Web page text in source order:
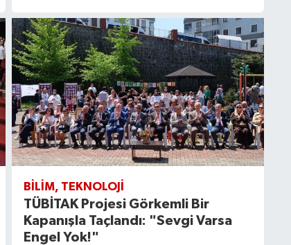
BILIM, TEKNOLOJI
TÜBİTAK Projesi Görkemli Bir
Kapanışla Taçlandı: "Sevgi Varsa
Engel Yok!"